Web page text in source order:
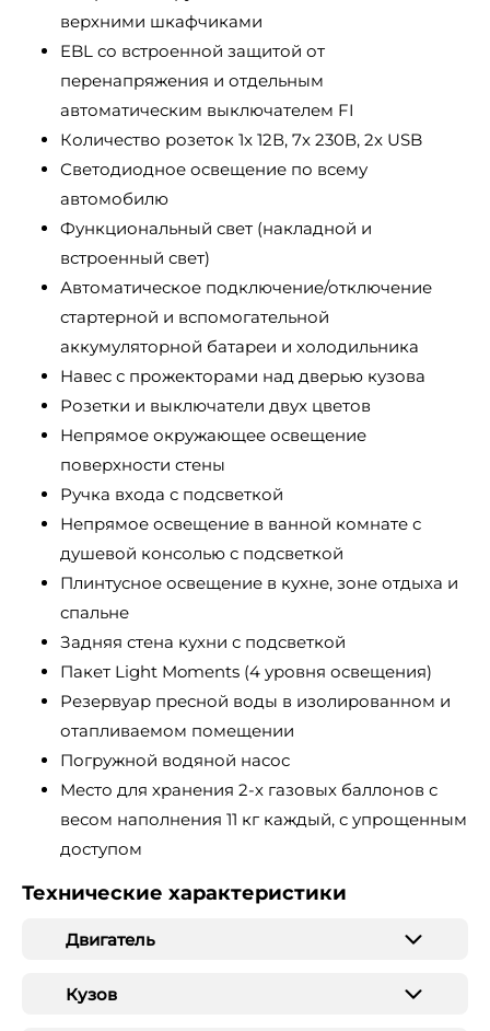
верхними шкафчиками
EBL со встроенной защитой от
перенапряжения и отдельным
автоматическим выключателем FI
Количество розеток 1x 12В, 7x 230В, 2x USB
Светодиодное освещение по всему
автомобилю
Функциональный свет (накладной и
встроенный свет)
Автоматическое подключение/отключение
стартерной и вспомогательной
аккумуляторной батареи и холодильника
Навес с прожекторами над дверью кузова
Розетки и выключатели двух цветов
Непрямое окружающее освещение
поверхности стены
Ручка входа с подсветкой
Непрямое освещение в ванной комнате с
душевой консолью с подсветкой
Плинтусное освещение в кухне, зоне отдыха и
спальне
Задняя стена кухни с подсветкой
Пакет Light Moments (4 уровня освещения)
Резервуар пресной воды в изолированном и
отапливаемом помещении
Погружной водяной насос
Место для хранения 2-х газовых баллонов с
весом наполнения 11 кг каждый, с упрощенным
доступом
Технические характеристики
Двигатель
Кузов